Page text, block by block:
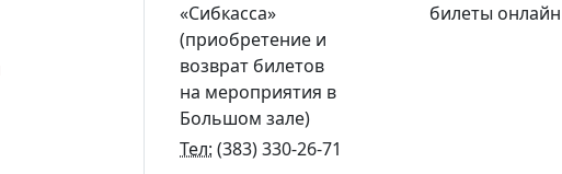
«Сибкасса»
(приобретение и
возврат билетов
на мероприятия в
Большом зале)
Тел: (383) 330-26-71
билеты